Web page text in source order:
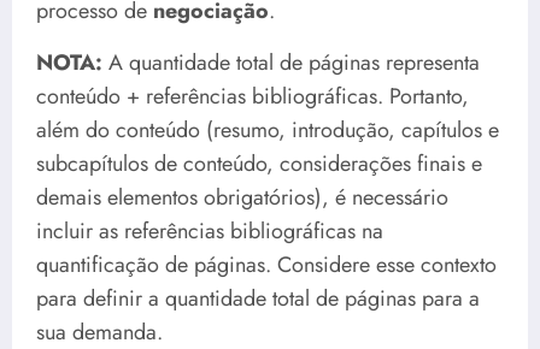
processo de negociação.
NOTA: A quantidade total de páginas representa
conteúdo + referências bibliográficas. Portanto,
além do conteúdo (resumo, introdução, capítulos e
subcapítulos de conteúdo, considerações finais e
demais elementos obrigatórios), é necessário
incluir as referências bibliográficas na
quantificação de páginas. Considere esse contexto
para definir a quantidade total de páginas para a
sua demanda.